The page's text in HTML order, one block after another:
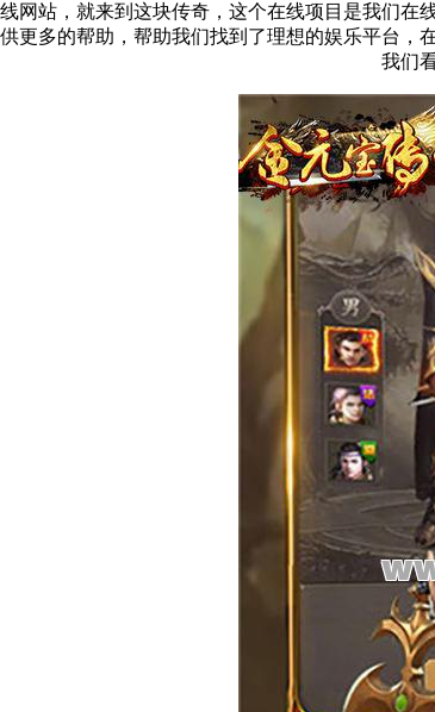
网站 ，就来到这块传奇 ，这个在线项目是我们在
更多的帮助，帮助我们找到了理想的娱乐平台
我们